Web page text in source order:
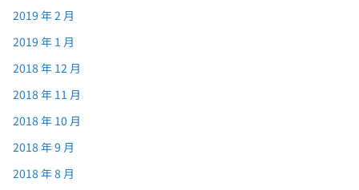
2019 年 2 月
2019 年 1 月
2018 年 12 月
2018 年 11 月
2018 年 10 月
2018 年 9 月
2018 年 8 月